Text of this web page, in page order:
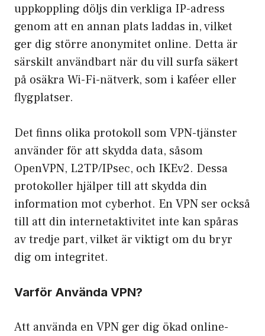
uppkoppling döljs din verkliga IP-adress
genom att en annan plats laddas in, vilket
ger dig större anonymitet online. Detta är
särskilt användbart när du vill surfa säkert
på osäkra Wi-Fi-nätverk, som i kaféer eller
flygplatser.
Det finns olika protokoll som VPN-tjänster
använder för att skydda data, såsom
OpenVPN, L2TP/IPsec, och IKEv2. Dessa
protokoller hjälper till att skydda din
information mot cyberhot. En VPN ser också
till att din internetaktivitet inte kan spåras
av tredje part, vilket är viktigt om du bryr
dig om integritet.
Varför Använda VPN?
Att använda en VPN ger dig ökad online-